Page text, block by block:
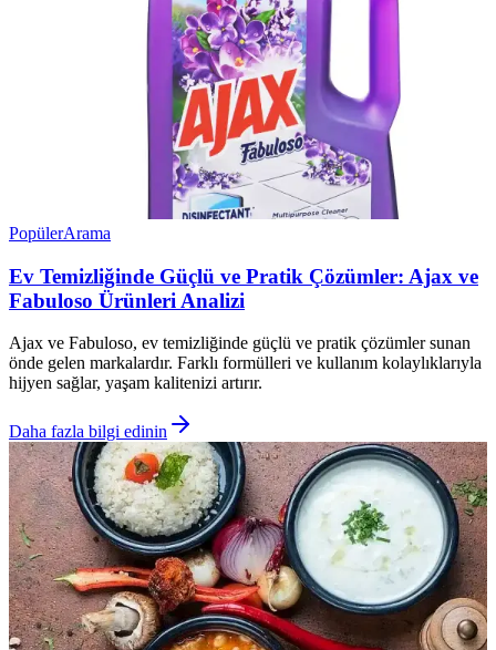
PopülerArama
Ev Temizliğinde Güçlü ve Pratik Çözümler: Ajax ve
Fabuloso Ürünleri Analizi
Ajax ve Fabuloso, ev temizliğinde güçlü ve pratik çözümler sunan
önde gelen markalardır. Farklı formülleri ve kullanım kolaylıklarıyla
hijyen sağlar, yaşam kalitenizi artırır.
Daha fazla bilgi edinin